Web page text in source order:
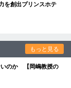
を創出プリンスホテ
もっと見る
いのか 【岡嶋教授の